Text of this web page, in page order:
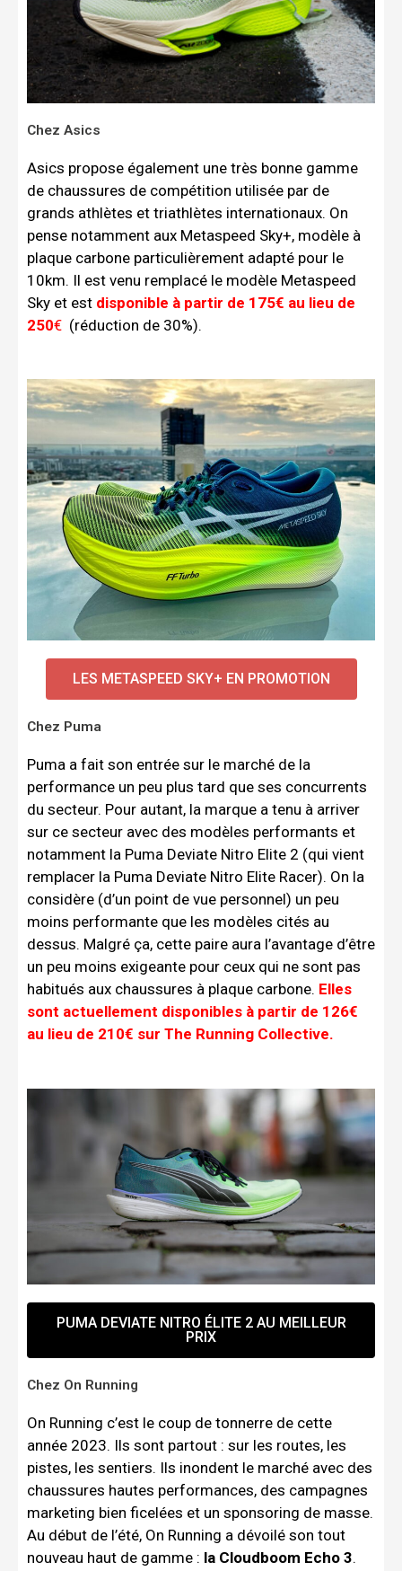
Chez Asics
Asics propose également une très bonne gamme
de chaussures de compétition utilisée par de
grands athlètes et triathlètes internationaux. On
pense notamment aux Metaspeed Sky+, modèle à
plaque carbone particulièrement adapté pour le
10km. Il est venu remplacé le modèle Metaspeed
Sky et est disponible à partir de 175€ au lieu de
250€ (réduction de 30%).
LES METASPEED SKY+ EN PROMOTION
Chez Puma
Puma a fait son entrée sur le marché de la
performance un peu plus tard que ses concurrents
du secteur. Pour autant, la marque a tenu à arriver
sur ce secteur avec des modèles performants et
notamment la Puma Deviate Nitro Elite 2 (qui vient
remplacer la Puma Deviate Nitro Elite Racer). On la
considère (d’un point de vue personnel) un peu
moins performante que les modèles cités au
dessus. Malgré ça, cette paire aura l’avantage d’être
un peu moins exigeante pour ceux qui ne sont pas
habitués aux chaussures à plaque carbone. Elles
sont actuellement disponibles à partir de 126€
au lieu de 210€ sur The Running Collective.
PUMA DEVIATE NITRO ÉLITE 2 AU MEILLEUR
PRIX
Chez On Running
On Running c’est le coup de tonnerre de cette
année 2023. Ils sont partout : sur les routes, les
pistes, les sentiers. Ils inondent le marché avec des
chaussures hautes performances, des campagnes
marketing bien ficelées et un sponsoring de masse.
Au début de l’été, On Running a dévoilé son tout
nouveau haut de gamme : la Cloudboom Echo 3.